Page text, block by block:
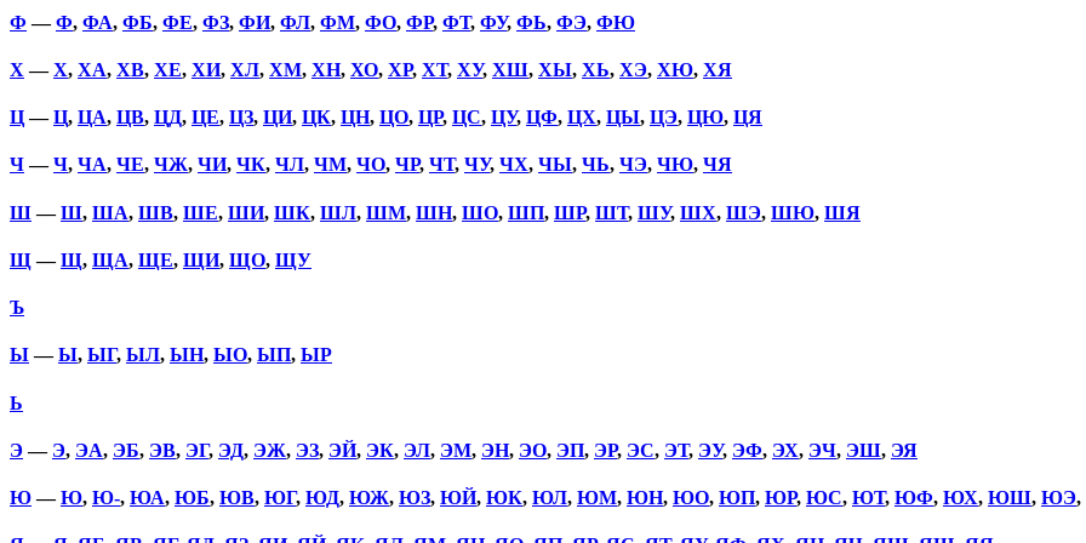
Ф —Ф, ФА, ФБ, ФЕ, ФЗ, ФИ, ФЛ, ФМ, ФО, ФР, ФТ, ФУ, ФЬ, ФЭ, ФЮ
Х —Х, ХА, ХВ, ХЕ, ХИ, ХЛ, ХМ, ХН, ХО, ХР, ХТ, ХУ, ХШ, ХЫ, ХЬ, ХЭ, ХЮ, ХЯ
Ц—Ц, ЦА, ЦВ, ЦД, ЦЕ, ЦЗ, ЦИ, ЦК, ЦН, ЦО, ЦР, ЦС, ЦУ, ЦФ, ЦХ, ЦЫ, ЦЭ, ЦЮ, ЦЯ
Ч—Ч, ЧА, ЧЕ, ЧЖ, ЧИ, ЧК, ЧЛ, ЧМ, ЧО, ЧР, ЧТ, ЧУ, ЧХ, ЧЫ, ЧЬ, ЧЭ, ЧЮ, ЧЯ
Ш—Ш, ША, ШВ, ШЕ, ШИ, ШК, ШЛ, ШМ, ШН, ШО, ШП, ШР, ШТ, ШУ, ШХ, ШЭ, ШЮ, ШЯ
Щ —Щ, ЩА, ЩЕ, ЩИ, ЩО, ЩУ
Ъ
Ы—Ы, ЫГ, ЫЛ, ЫН, ЫО, ЫП, ЫР
Ь
Э— Э, ЭА, ЭБ, ЭВ, ЭГ, ЭД, ЭЖ, ЭЗ, ЭЙ, ЭК, ЭЛ, ЭМ, ЭН, ЭО, ЭП, ЭР, ЭС, ЭТ, ЭУ, ЭФ, ЭХ, ЭЧ, ЭШ, ЭЯ
Ю—Ю, Ю-, ЮА, ЮБ, ЮВ, ЮГ, ЮД, ЮЖ, ЮЗ, ЮЙ, ЮК, ЮЛ, ЮМ, ЮН, ЮО, ЮП, ЮР, ЮС, ЮТ, ЮФ, ЮХ, ЮШ, ЮЭ,